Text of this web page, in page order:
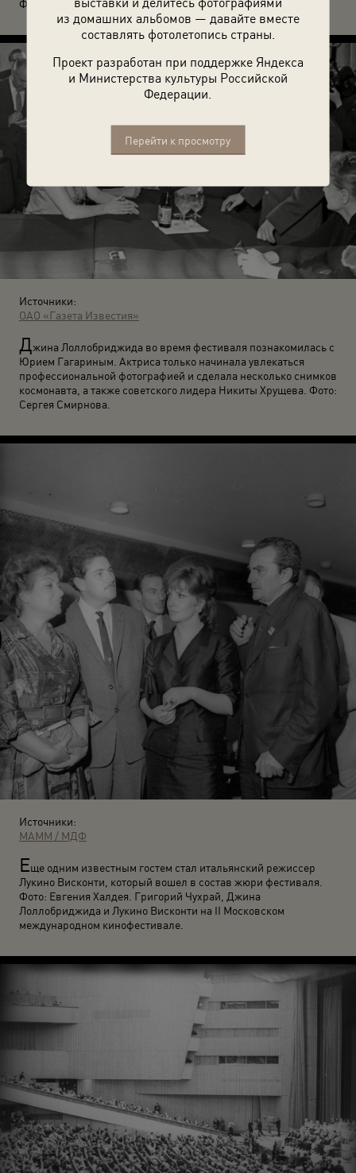
из домашних альбомов — давайте вместе
составлять фотолетопись страны.
Проект разработан при поддержке Яндекса
и Министерства культуры Российской
Федерации.
Перейти к просмотру
Фото: Павла Маныча.
Источники:
ОАО «Газета Известия»
Джина Лоллобриджида во время фестиваля познакомилась с
Юрием Гагариным. Актриса только начинала увлекаться
профессиональной фотографией и сделала несколько снимков
космонавта, а также советского лидера Никиты Хрущева. Фото:
Сергея Смирнова.
Источники:
МАММ / МДФ
Еще одним известным гостем стал итальянский режиссер
Лукино Висконти, который вошел в состав жюри фестиваля.
Фото: Евгения Халдея. Григорий Чухрай, Джина
Лоллобриджида и Лукино Висконти на II Московском
международном кинофестивале.